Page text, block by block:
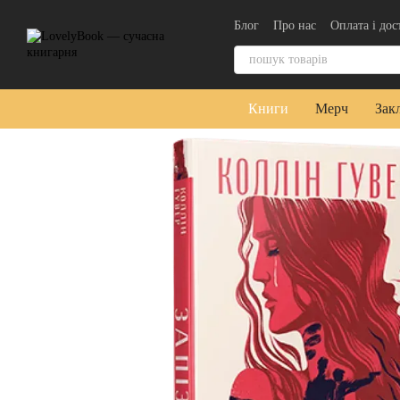
Блог
Про нас
Оплата і
Контактна інформація
Книги Мерч